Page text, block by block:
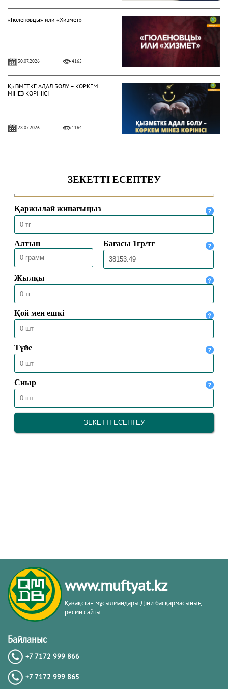
«Гюленовцы» или «Хизмет»
30.07.2026 4165
ҚЫЗМЕТКЕ АДАЛ БОЛУ – КӨРКЕМ
МІНЕЗ КӨРІНІСІ
28.07.2026 1164
24.07.2026 1443
ҚОЛЖАЗБАЛАРДА ҰЛТТЫҢ
ҚҰНДЫЛЫҒЫ ҚАТТАЛҒАН
23.07.2026
www.muftyat.kz
Қазақстан мұсылмандары Діни басқармасының
ресми сайты
Байланыс
+7 7172 999 866
+7 7172 999 865